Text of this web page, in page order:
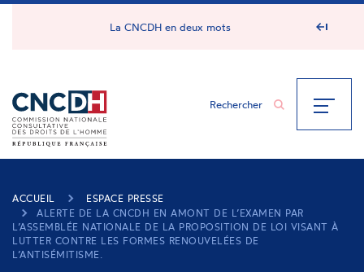
Panneau de gestion des cookies
La CNCDH en deux mots
ACCUEIL
ESPACE PRESSE
ALERTE DE LA CNCDH EN AMONT DE L’EXAMEN PAR
L’ASSEMBLÉE NATIONALE DE LA PROPOSITION DE LOI VISANT À
LUTTER CONTRE LES FORMES RENOUVELÉES DE
L’ANTISÉMITISME.